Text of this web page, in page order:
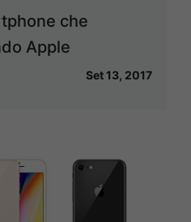
che
Apple
Set 13, 2017